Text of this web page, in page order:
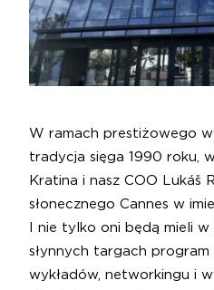
W ramach prestiżowego
tradycja sięga 1990 roku,
Kratina i nasz COO Lukáš
słonecznego Cannes w
I nie tylko oni będą mieli
słynnych targach program
wykładów, networkingu i